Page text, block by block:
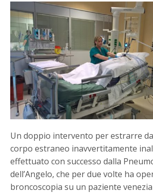
Un doppio intervento per estrarre
corpo estraneo inavvertitamente
effettuato con successo dalla
dell’Angelo, che per due volte ha
broncoscopia su un paziente